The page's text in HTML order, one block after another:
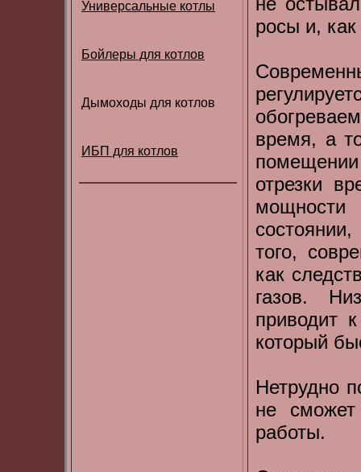
Универсальные котлы
Бойлеры для котлов
Дымоходы для котлов
ИБП для котлов
росы и,
время, а
отрезки
того,
как
газов.
приводит
который
Нетрудно
не
работы.